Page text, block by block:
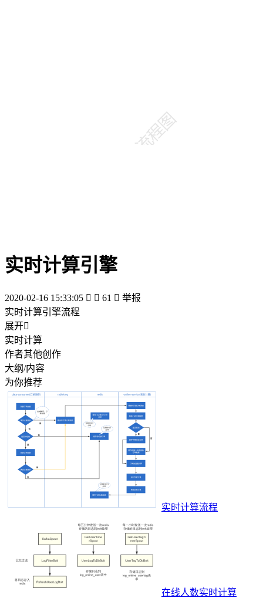
实时计算引擎
2020-02-16 15:33:05   61  举报
实时计算引擎流程
展开
实时计算
作者其他创作
大纲/内容
为你推荐
实时计算流程
在线人数实时计算